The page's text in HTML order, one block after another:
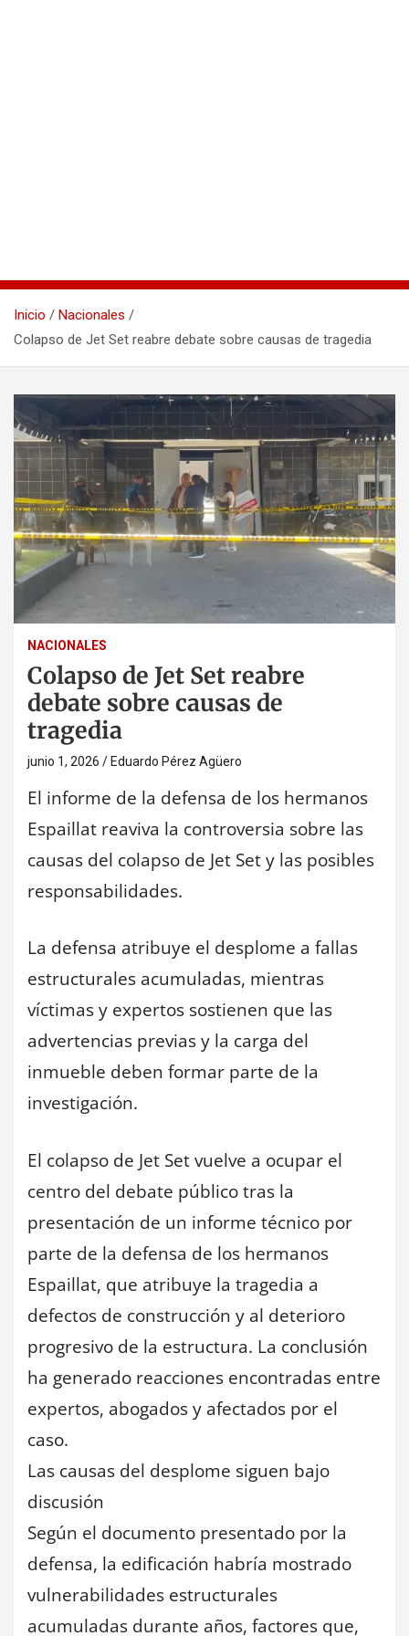
Inicio
Nacionales
Colapso de Jet Set reabre debate sobre causas de tragedia
NACIONALES
Colapso de Jet Set reabre
debate sobre causas de
tragedia
junio 1, 2026 Eduardo Pérez Agüero
El informe de la defensa de los hermanos
Espaillat reaviva la controversia sobre las
causas del colapso de Jet Set y las posibles
responsabilidades.
La defensa atribuye el desplome a fallas
estructurales acumuladas, mientras
víctimas y expertos sostienen que las
advertencias previas y la carga del
inmueble deben formar parte de la
investigación.
El colapso de Jet Set vuelve a ocupar el
centro del debate público tras la
presentación de un informe técnico por
parte de la defensa de los hermanos
Espaillat, que atribuye la tragedia a
defectos de construcción y al deterioro
progresivo de la estructura. La conclusión
ha generado reacciones encontradas entre
expertos, abogados y afectados por el
caso.
Las causas del desplome siguen bajo
discusión
Según el documento presentado por la
defensa, la edificación habría mostrado
vulnerabilidades estructurales
acumuladas durante años, factores que,